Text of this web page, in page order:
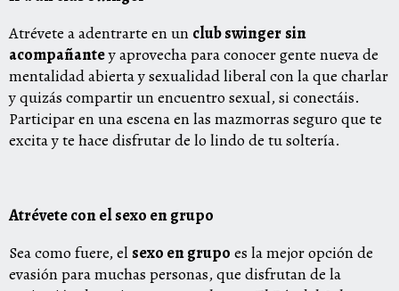
Atrévete a adentrarte en un club swinger sin
acompañantey aprovecha para conocer gente nueva de
mentalidad abierta y sexualidad liberal con la que charlar
y quizás compartir un encuentro sexual, si conectáis.
Participar en una escena en las mazmorras seguro que te
excita y te hace disfrutar de lo lindo de tu soltería.
Atrévete con el sexo en grupo
Sea como fuere, el sexo en grupo es la mejor opción de
evasión para muchas personas, que disfrutan de la